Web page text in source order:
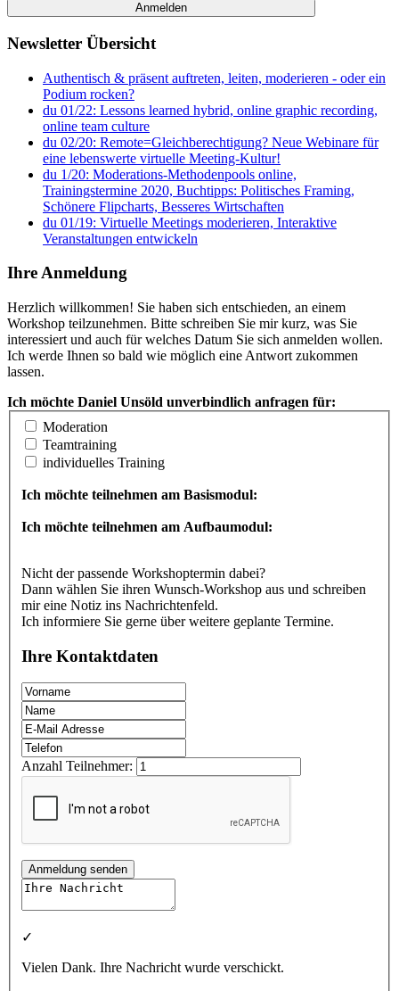
Newsletter Übersicht
Authentisch & präsent auftreten, leiten, moderieren - oder ein
Podium rocken?
du 01/22: Lessons learned hybrid, online graphic recording,
online team culture
du 02/20: Remote=Gleichberechtigung? Neue Webinare für
eine lebenswerte virtuelle Meeting-Kultur!
du 1/20: Moderations-Methodenpools online,
Trainingstermine 2020, Buchtipps: Politisches Framing,
Schönere Flipcharts, Besseres Wirtschaften
du 01/19: Virtuelle Meetings moderieren, Interaktive
Veranstaltungen entwickeln
Ihre Anmeldung
Herzlich willkommen! Sie haben sich entschieden, an einem
Workshop teilzunehmen. Bitte schreiben Sie mir kurz, was Sie
interessiert und auch für welches Datum Sie sich anmelden wollen.
Ich werde Ihnen so bald wie möglich eine Antwort zukommen
lassen.
Ich möchte Daniel Unsöld unverbindlich anfragen für:
Moderation
Teamtraining
individuelles Training
Ich möchte teilnehmen am Basismodul:
Ich möchte teilnehmen am Aufbaumodul:
Nicht der passende Workshoptermin dabei?
Dann wählen Sie ihren Wunsch-Workshop aus und schreiben
mir eine Notiz ins Nachrichtenfeld.
Ich informiere Sie gerne über weitere geplante Termine.
Ihre Kontaktdaten
Anzahl Teilnehmer:
Anmeldung senden
✓
Vielen Dank. Ihre Nachricht wurde verschickt.